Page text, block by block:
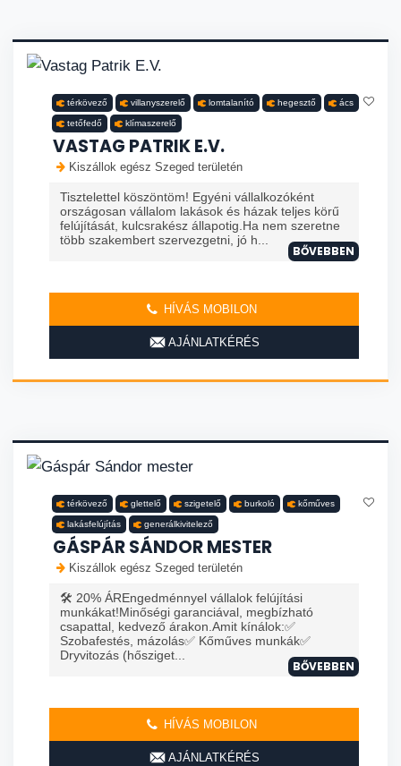
térkövező villanyszerelő lomtalanító hegesztő ács
tetőfedő klímaszerelő
VASTAG PATRIK E.V.
Kiszállok egész Szeged területén
Tisztelettel köszöntöm! Egyéni vállalkozóként
országosan vállalom lakások és házak teljes körű
felújítását, kulcsrakész állapotig.Ha nem szeretne
több szakembert szervezgetni, jó h...
BŐVEBBEN
HÍVÁS MOBILON
AJÁNLATKÉRÉS
térkövező glettelő szigetelő burkoló kőműves
lakásfelújítás generálkivitelező
GÁSPÁR SÁNDOR MESTER
Kiszállok egész Szeged területén
🛠️ 20% ÁREngedménnyel vállalok felújítási
munkákat!Minőségi garanciával, megbízható
csapattal, kedvező árakon.Amit kínálok:✅
Szobafestés, mázolás✅ Kőműves munkák✅
Dryvitozás (hősziget...
BŐVEBBEN
HÍVÁS MOBILON
AJÁNLATKÉRÉS